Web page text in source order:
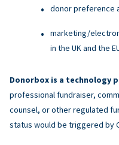
donor preference
marketing/
in the UK and the
Donorbox is a technology
professional fundraiser,
counsel, or other regulated
status would be triggered by